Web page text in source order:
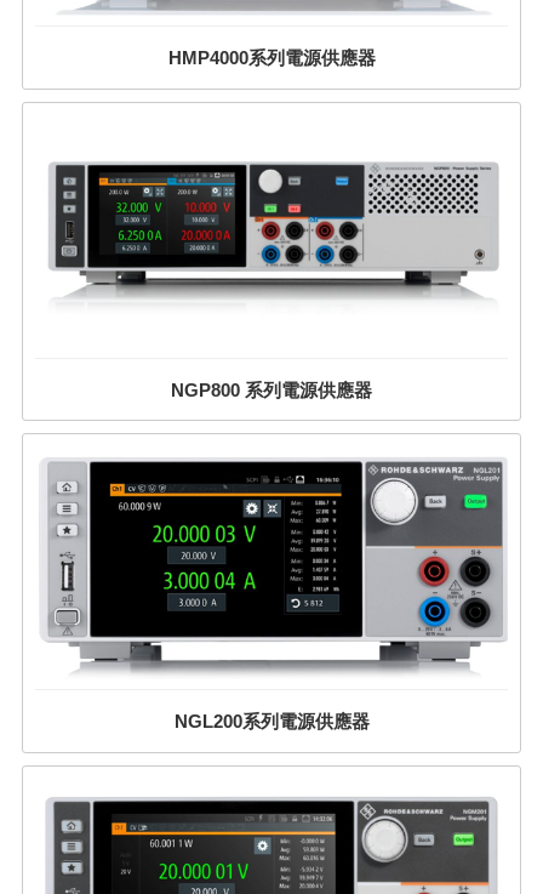
HMP4000系列電源供應器
NGP800 系列電源供應器
NGL200系列電源供應器